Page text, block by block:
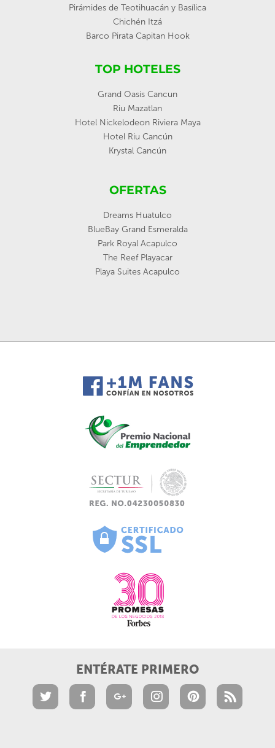
Pirámides de Teotihuacán y Basílica
Chichén Itzá
Barco Pirata Capitan Hook
TOP HOTELES
Grand Oasis Cancun
Riu Mazatlan
Hotel Nickelodeon Riviera Maya
Hotel Riu Cancún
Krystal Cancún
OFERTAS
Dreams Huatulco
BlueBay Grand Esmeralda
Park Royal Acapulco
The Reef Playacar
Playa Suites Acapulco
ENTÉRATE PRIMERO